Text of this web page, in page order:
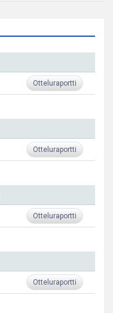
Otteluraportti
Otteluraportti
Otteluraportti
Otteluraportti